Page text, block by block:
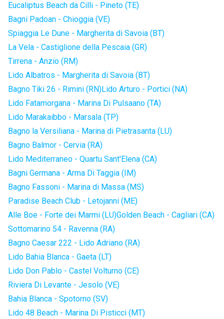
Eucaliptus Beach da Cilli - Pineto (TE)
Bagni Padoan - Chioggia (VE)
Spiaggia Le Dune - Margherita di Savoia (BT)
La Vela - Castiglione della Pescaia (GR)
Tirrena - Anzio (RM)
Lido Albatros - Margherita di Savoia (BT)
Bagno Tiki 26 - Rimini (RN)Lido Arturo - Portici (NA)
Lido Fatamorgana - Marina Di Pulsaano (TA)
Lido Marakaibbo - Marsala (TP)
Bagno la Versiliana - Marina di Pietrasanta (LU)
Bagno Balmor - Cervia (RA)
Lido Mediterraneo - Quartu Sant'Elena (CA)
Bagni Germana - Arma Di Taggia (IM)
Bagno Fassoni - Marina di Massa (MS)
Paradise Beach Club - Letojanni (ME)
Alle Boe - Forte dei Marmi (LU)Golden Beach - Cagliari (CA)
Sottomarino 54 - Ravenna (RA)
Bagno Caesar 222 - Lido Adriano (RA)
Lido Bahia Blanca - Gaeta (LT)
Lido Don Pablo - Castel Volturno (CE)
Riviera Di Levante - Jesolo (VE)
Bahia Blanca - Spotorno (SV)
Lido 48 Beach - Marina Di Pisticci (MT)